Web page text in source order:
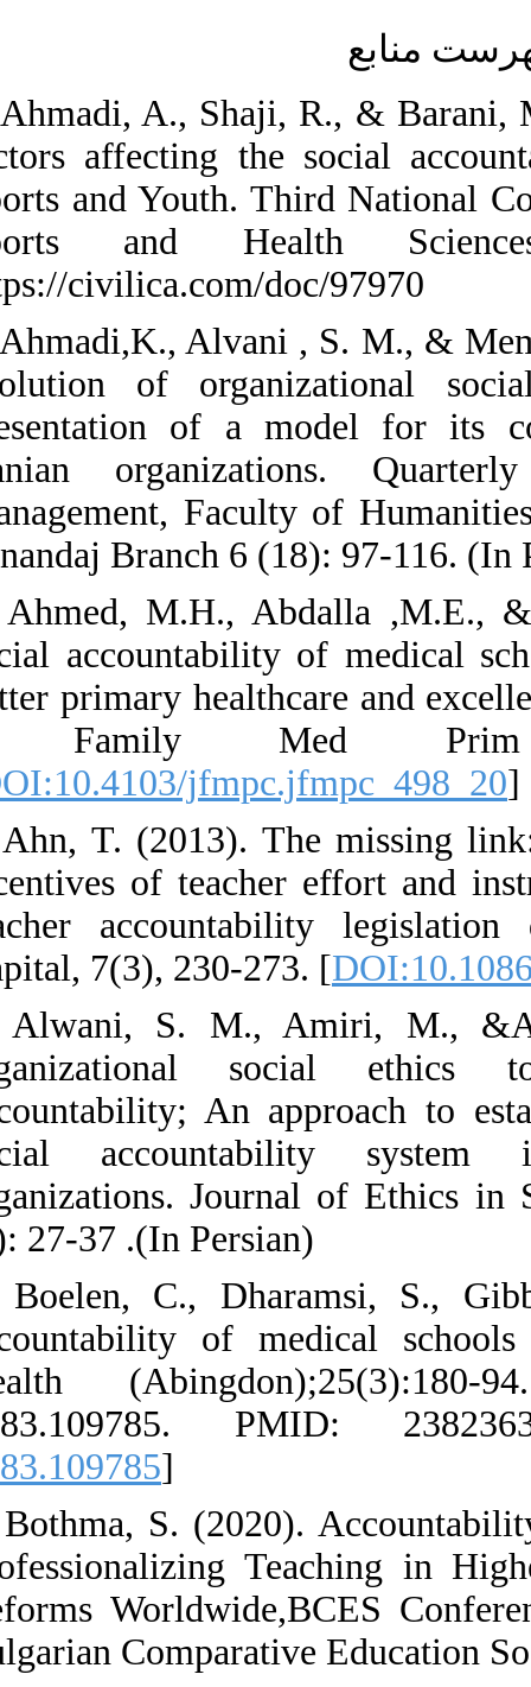
1. Ahmadi, A.,
factors
Sports and
Sports and
https://
2. Ahmadi,K.,
evolution of
presentation
Iranian
Management,
Sanandaj
3. Ahmed,
social
better primary
J Family
[DOI:10.4103/
4. Ahn, T.
incentives of
teacher
Capital, 7(3),
5. Alwani, S.
accountability;
social
organizations.
(1): 27-37 .(In
6. Boelen, C.,
accountability
Health
7. Bothma, S.
Reforms
Bulgarian